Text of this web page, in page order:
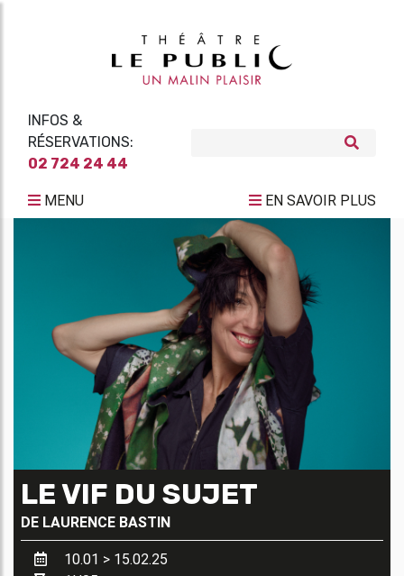
INFOS &
RÉSERVATIONS:
02 724 24 44
MENU EN SAVOIR PLUS
LE VIF DU SUJET
DE LAURENCE BASTIN
10.01 > 15.02.25